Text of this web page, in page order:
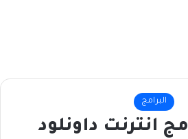
البرامج
انترنت داونلود